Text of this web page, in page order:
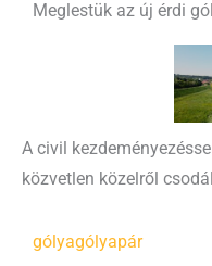
Meglestük az új érdi
A civil
közvetlen közelről
gólyagólyapár